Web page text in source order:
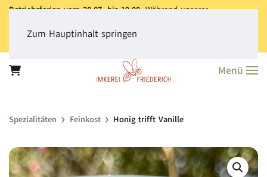
Betriebsferien vom 28.07. bis 19.08.Während unserer
dass derVersand aller Bestellungen erst ab dem 20.08.
Vielen Dank für Ihr Verständnis!
Zum Hauptinhalt springen
Menü
Spezialitäten Feinkost Honig trifft Vanille